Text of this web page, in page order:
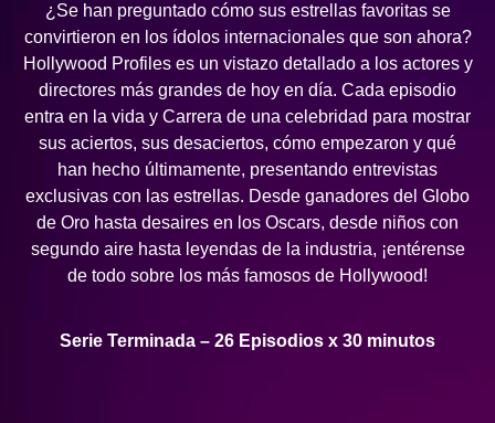
¿Se han preguntado cómo sus estrellas favoritas se
convirtieron en los ídolos internacionales que son ahora?
Hollywood Profiles es un vistazo detallado a los actores y
directores más grandes de hoy en día. Cada episodio
entra en la vida y Carrera de una celebridad para mostrar
sus aciertos, sus desaciertos, cómo empezaron y qué
han hecho últimamente, presentando entrevistas
exclusivas con las estrellas. Desde ganadores del Globo
de Oro hasta desaires en los Oscars, desde niños con
segundo aire hasta leyendas de la industria, ¡entérense
de todo sobre los más famosos de Hollywood!
Serie Terminada – 26 Episodios x 30 minutos